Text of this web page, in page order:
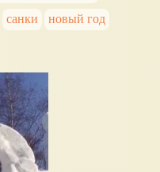
санки
новый год